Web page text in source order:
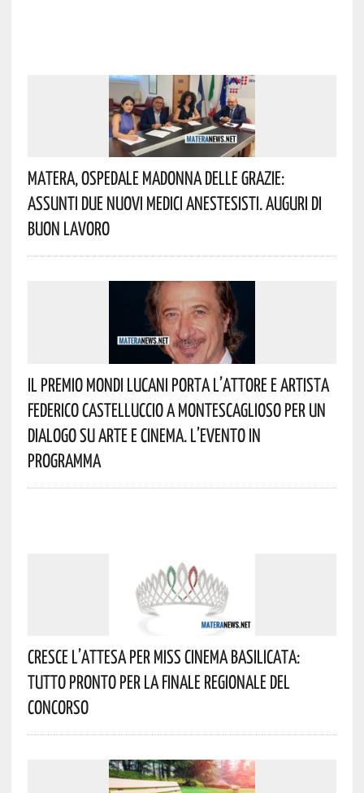
Matera, Ospedale Madonna Delle Grazie:
Assunti Due Nuovi Medici Anestesisti. Auguri Di
Buon Lavoro
Il Premio Mondi Lucani Porta L’attore E Artista
Federico Castelluccio A Montescaglioso Per Un
Dialogo Su Arte E Cinema. L’evento In
Programma
Cresce L’attesa Per Miss Cinema Basilicata:
Tutto Pronto Per La Finale Regionale Del
Concorso